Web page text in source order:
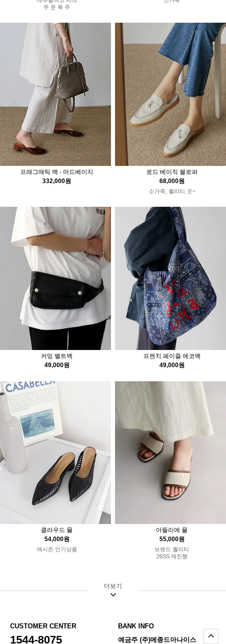
주 문 폭 주
프래그매틱 백 - 머드베이지
332,000원
로드 베이직 블로퍼
68,000원
소가죽, 퀄리티 굿~
커밍 벨트백
49,000원
프렌치 페이즐 에코백
49,000원
클라우드 뮬
54,000원
매시즌 인기상품
아뜰리에 뮬
55,000원
브랜드 퀄리티
26SS 재진행
더보기
CUSTOMER CENTER
1544-8075
BANK INFO
예금주 (주)메종드아나이스